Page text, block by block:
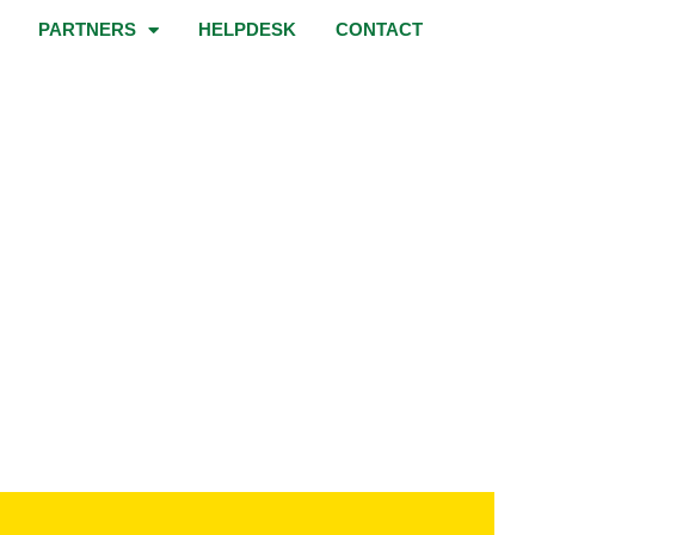
PARTNERS HELPDESK CONTACT